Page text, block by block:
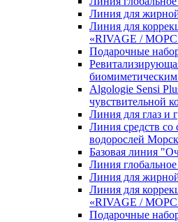
Линия для
Линия для
«RIVAGE /
Подарочные
Algologie Sensi
чувcтвительной
Линия для глаз и
Линия средств со
водорослей
Базовая линия
Линия
Линия для
Линия для
«RIVAGE /
Подарочные